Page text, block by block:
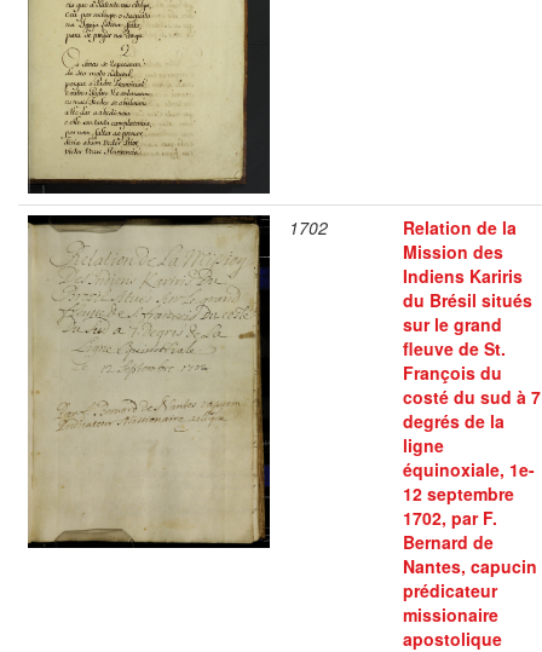
1702
Relation de la
Mission des
Indiens Kariris
du Brésil situés
sur le grand
fleuve de St.
François du
costé du sud à 7
degrés de la
ligne
équinoxiale, 1e-
12 septembre
1702, par F.
Bernard de
Nantes, capucin
prédicateur
missionaire
apostolique